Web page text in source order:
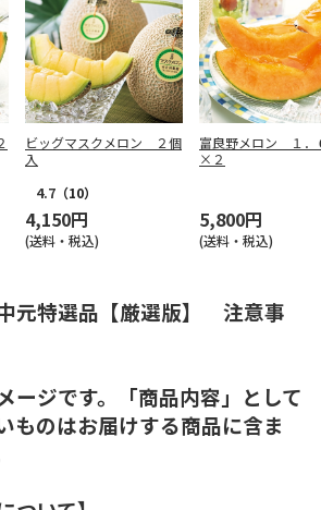
ビッグマスクメロン ２個
入
4.7 （10）
4,150円
(送料・税込)
富良野メロン １．
×２
5,800円
(送料・税込)
元特選品【厳選版】 注意事
ージです。「商品内容」として
ものはお届けする商品に含ま